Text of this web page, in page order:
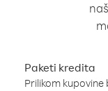
Paketi kredita
Prilikom kupovine